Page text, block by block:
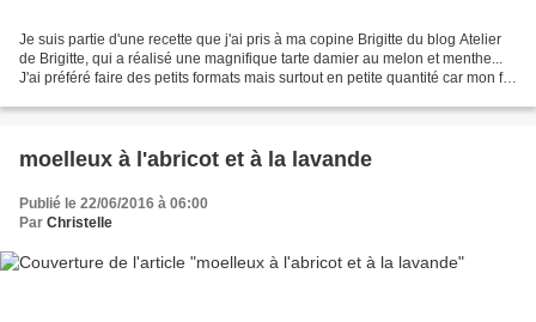
Je suis partie d'une recette que j'ai pris à ma copine Brigitte du blog Atelier
de Brigitte, qui a réalisé une magnifique tarte damier au melon et menthe...
J'ai préféré faire des petits formats mais surtout en petite quantité car mon fils
moelleux à l'abricot et à la lavande
Publié le 22/06/2016 à 06:00
Par Christelle